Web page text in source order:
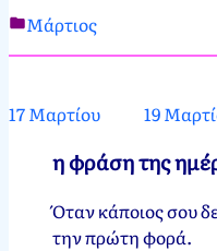
Νεκτάριος
18
201218
Μαρτίου,
Μάρτιος
17 Μαρτίου 19
η φράση της
Όταν κάποιος σου
την πρώτη φορά.